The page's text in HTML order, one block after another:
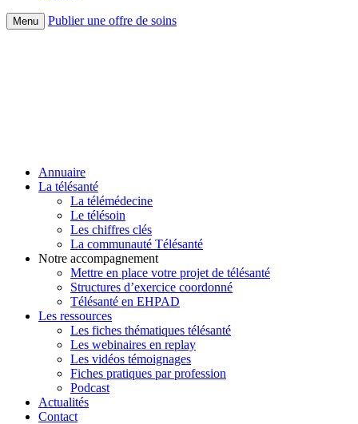
Menu Publier une offre de soins
Annuaire
La télésanté
La télémédecine
Le télésoin
Les chiffres clés
La communauté Télésanté
Notre accompagnement
Mettre en place votre projet de télésanté
Structures d’exercice coordonné
Télésanté en EHPAD
Les ressources
Les fiches thématiques télésanté
Les webinaires en replay
Les vidéos témoignages
Fiches pratiques par profession
Podcast
Actualités
Contact